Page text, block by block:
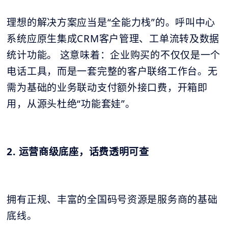
理想的解决方案应当是“全能力栈”的。呼叫中心
系统应原生集成CRM客户管理、工单流转及数据
统计功能。 这意味着：企业购买的不仅仅是一个
电话工具，而是一套完整的客户联络工作台。无
需为基础的业务联动支付额外接口费，开箱即
用，从源头杜绝“功能套娃”。
2. 运营商级底座，话费透明可查
拥有正规、丰富的全国码号资源是服务商的基础
底线。